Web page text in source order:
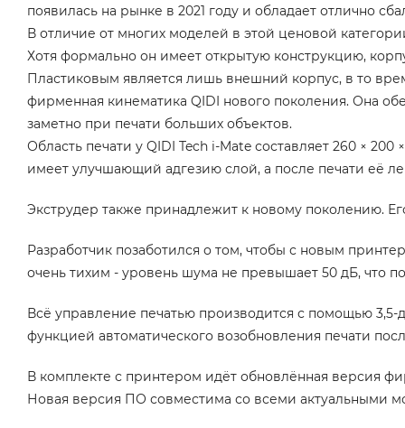
появилась на рынке в 2021 году и обладает отлично
В отличие от многих моделей в этой ценовой
Хотя формально он имеет открытую конструкцию,
Пластиковым является лишь внешний корпус, в то
фирменная кинематика QIDI нового поколения. Она
заметно при печати больших объектов.
Область печати у QIDI Tech i-Mate составляет 260 ×
имеет улучшающий адгезию слой, а после печати её
Экструдер также принадлежит к новому поколению.
Разработчик позаботился о том, чтобы с новым
очень тихим - уровень шума не превышает 50 дБ, что
Всё управление печатью производится с помощью
функцией автоматического возобновления печати
В комплекте с принтером идёт обновлённая версия
Новая версия ПО совместима со всеми актуальными